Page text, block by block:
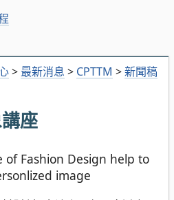
> 最新消息 > CPTTM >新聞稿
座